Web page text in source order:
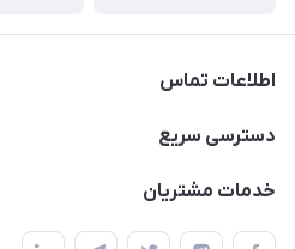
اطلاعات تماس
09106753413
دسترسی سریع
حساب کاربری
خدمات مشتریان
قوانین و مقررات